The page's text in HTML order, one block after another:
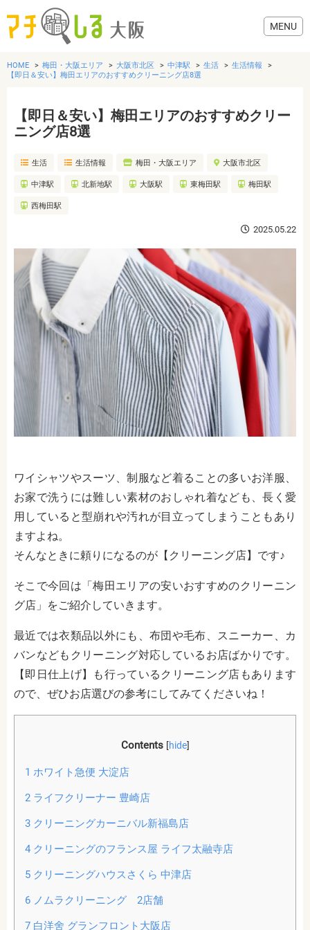
グルメ
歯医者・病院
美容・健康
おでかけ
生活
HOME 梅田・大阪エリア 大阪市北区 中津駅 生活
生活情報
【即日＆安い】梅田エリアのおすすめクリーニング店8選
【即日＆安い】梅田エリアのおすすめクリー
ニング店8選
生活 生活情報 梅田・大阪エリア 大阪市北区
中津駅 北新地駅 大阪駅 東梅田駅 梅田駅
西梅田駅
2025.05.22
ワイシャツやスーツ、制服など着ることの多いお洋服、
お家で洗うには難しい素材のおしゃれ着なども、長く愛
用していると型崩れや汚れが目立ってしまうこともあり
ますよね。
そんなときに頼りになるのが【クリーニング店】です♪
そこで今回は「梅田エリアの安いおすすめのクリーニン
グ店」をご紹介していきます。
最近では衣類品以外にも、布団や毛布、スニーカー、カ
バンなどもクリーニング対応しているお店ばかりです。
【即日仕上げ】も行っているクリーニング店もあります
ので、ぜひお店選びの参考にしてみてくださいね！
Contents [hide]
1 ホワイト急便 大淀店
2ライフクリーナー 豊崎店
3クリーニングカーニバル新福島店
4クリーニングのフランス屋 ライフ太融寺店
5クリーニングハウスさくら 中津店
6ノムラクリーニング 2店舗
7白洋舍 グランフロント大阪店